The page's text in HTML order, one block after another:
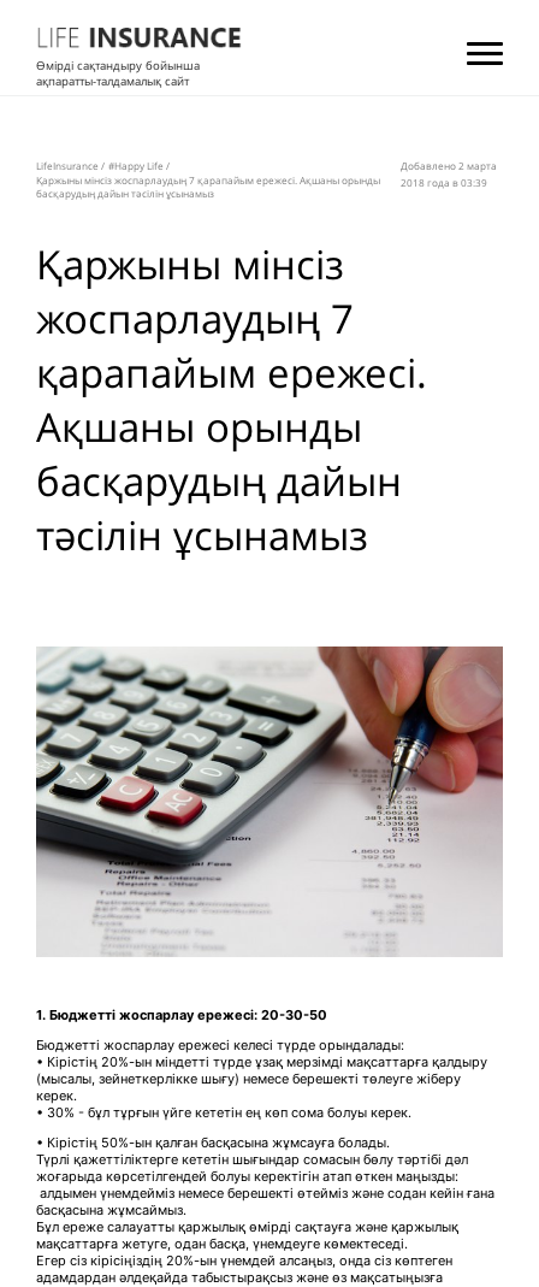
Өмірді сақтандыру бойынша
ақпаратты-талдамалық сайт
LifeInsurance / #Happy Life /
Қаржыны мінсіз жоспарлаудың 7 қарапайым ережесі. Ақшаны орынды
басқарудың дайын тәсілін ұсынамыз
Добавлено 2 мартa
2018 года в 03:39
Қаржыны мінсіз
жоспарлаудың 7
қарапайым ережесі.
Ақшаны орынды
басқарудың дайын
тәсілін ұсынамыз
1. Бюджетті жоспарлау ережесі: 20-30-50
Бюджетті жоспарлау ережесі келесі түрде орындалады:
• Кірістің 20%-ын міндетті түрде ұзақ мерзімді мақсаттарға қалдыру
(мысалы, зейнеткерлікке шығу) немесе берешекті төлеуге жіберу
керек.
• 30% - бұл тұрғын үйге кететін ең көп сома болуы керек.
• Кірістің 50%-ын қалған басқасына жұмсауға болады.
Түрлі қажеттіліктерге кететін шығындар сомасын бөлу тәртібі дәл
жоғарыда көрсетілгендей болуы керектігін атап өткен маңызды:
алдымен үнемдейміз немесе берешекті өтейміз және содан кейін ғана
басқасына жұмсаймыз.
Бұл ереже салауатты қаржылық өмірді сақтауға және қаржылық
мақсаттарға жетуге, одан басқа, үнемдеуге көмектеседі.
Егер сіз кірісіңіздің 20%-ын үнемдей алсаңыз, онда сіз көптеген
адамдардан әлдеқайда табыстырақсыз және өз мақсатыңызға